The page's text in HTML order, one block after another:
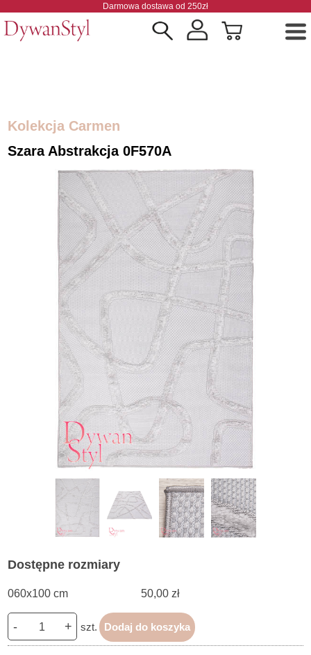
Darmowa dostawa od 250zł
Kolekcja Carmen
Szara Abstrakcja 0F570A
Dostępne rozmiary
060x100 cm 50,00 zł
- + szt. Dodaj do koszyka